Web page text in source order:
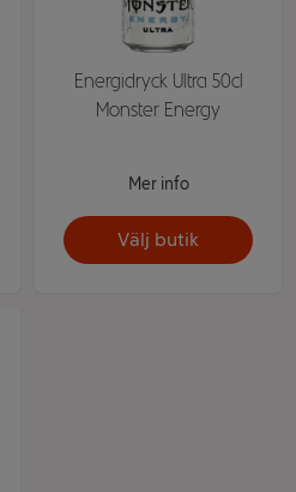
Energidryck Ultra 50cl
Monster Energy
Mer info
Välj butik